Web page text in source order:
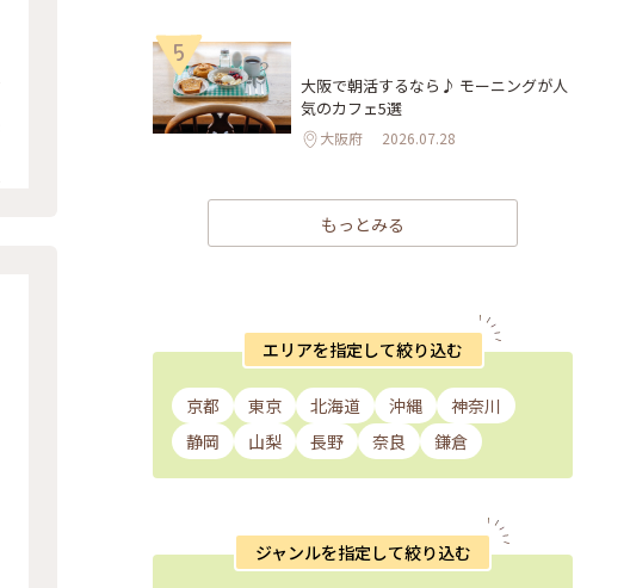
5
大阪で朝活するなら♪ モーニングが人
気のカフェ5選
大阪府 2026.07.28
もっとみる
エリアを指定して絞り込む
京都 東京 北海道 沖縄
神奈川
静岡
山梨 長野 奈良 鎌倉
ジャンルを指定して絞り込む